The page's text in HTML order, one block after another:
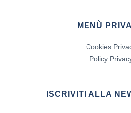
MENÙ
Cookies
Policy
ISCRIVITI ALLA